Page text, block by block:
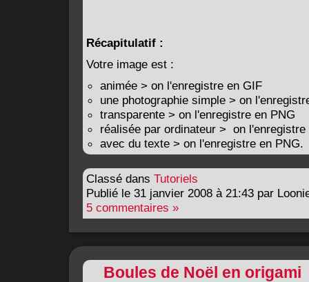
Récapitulatif :
Votre image est :
animée > on l'enregistre en GIF
une photographie simple > on
transparente > on l'enregistre en PNG
réalisée par ordinateur > on l'enregistre
avec du texte > on l'enregistre en PNG.
Classé dans Tutoriels
Publié le 31 janvier 2008 à 21:43 par
5 commentaires »
Boules de Noël en origami